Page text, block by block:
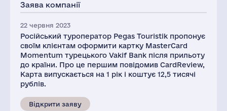
Заява компанії
22 червня 2023
Російський туроператор Pegas Touristik пропонує
своїм клієнтам оформити картку MasterCard
Momentum турецького Vakif Bank після прильоту
до країни. Про це першим повідомив CardReview,
Карта випускається на 1 рік і коштує 12,5 тисячі
рублів.
Відкрити заяву